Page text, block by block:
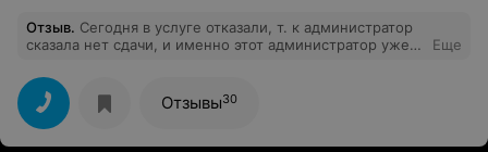
Отзыв. Сегодня в услуге отказали, т. к администратор
сказала нет сдачи, и именно этот администратор уже
солярий и это после 18.00 Больше в этот салон не
пойду, хотя была постоянным клиентом.
Еще
Отзывы30